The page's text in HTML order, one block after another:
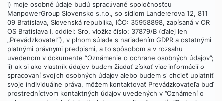
i) moje osobné údaje budú spracúvané spoločnosťou
ManpowerGroup Slovensko s.r.o., so sídlom Landererova 12, 811
09 Bratislava, Slovenská republika, IČO: 35958898, zapísaná v OR
OS Bratislava I, oddiel: Sro, vložka číslo: 37879/B (ďalej len
„Prevádzkovateľ“), v plnom súlade s nariadením GDPR a ostatnými
platnými právnymi predpismi, a to spôsobom a v rozsahu
uvedenom v dokumente “Oznámenie o ochrane osobných údajov”;
ii) ak si ako vlastník údajov budem žiadať získať viac informácií o
spracovaní svojich osobných údajov alebo budem si chcieť uplatniť
svoje individuálne práva, môžem kontaktovať Prevádzkovateľa buď
prostredníctvom kontaktných údajov uvedených v “Oznámení o